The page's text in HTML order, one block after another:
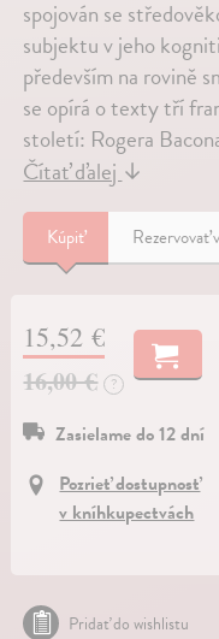
spojován se
subjektu v jeho
především na rovině
se opírá o texty tří
století: Rogera
Čítať ďalej↓
Kúpiť Rezervovať
15,52 €
16,00 €
?
Zasielame do 12 dní
Pozrieť dostupnosť
v kníhkupectvách
Pridať do wishlistu